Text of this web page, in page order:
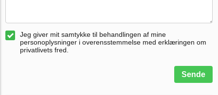
Jeg giver mit samtykke til behandlingen af mine
personoplysninger i overensstemmelse med erklæringen om
privatlivets fred.
Sende